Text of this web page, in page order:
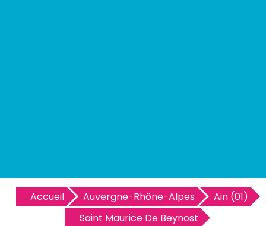
Accueil Auvergne-Rhône-Alpes
Ain (01)
Saint Maurice De Beynost